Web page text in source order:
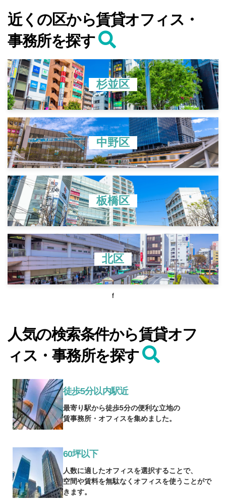
近くの区から賃貸オフィス・
事務所を探す
杉並区
中野区
板橋区
北区
f
人気の検索条件から賃貸オフ
ィス・事務所を探す
徒歩5分以内駅近
最寄り駅から徒歩5分の便利な立地の
賃事務所・オフィスを集めました。
60坪以下
人数に適したオフィスを選択することで、
空間や賃料を無駄なくオフィスを使うことがで
きます。